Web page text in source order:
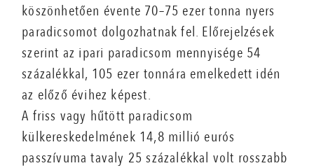
köszönhetően évente 70–75 ezer tonna nyers
paradicsomot dolgozhatnak fel. Előrejelzések
szerint az ipari paradicsom mennyisége 54
százalékkal, 105 ezer tonnára emelkedett idén
az előző évihez képest.
A friss vagy hűtött paradicsom
külkereskedelmének 14,8 millió eurós
passzívuma tavaly 25 százalékkal volt rosszabb